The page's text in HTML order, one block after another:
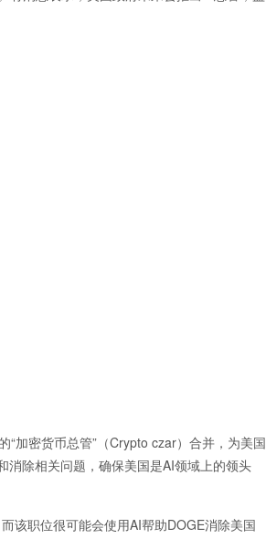
“加密货币总管”（Crypto czar）合并，为美国
消除相关问题，确保美国是AI领域上的领头
该职位很可能会使用AI帮助DOGE消除美国